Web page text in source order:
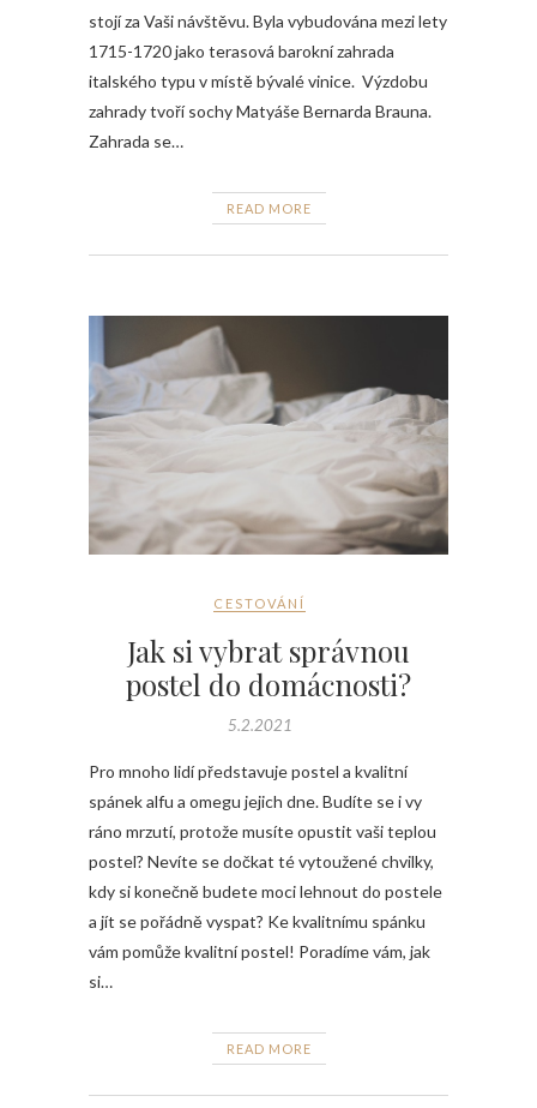
stojí za Vaši návštěvu. Byla vybudována mezi lety
1715-1720 jako terasová barokní zahrada
italského typu v místě bývalé vinice. Výzdobu
zahrady tvoří sochy Matyáše Bernarda Brauna.
Zahrada se…
READ MORE
CESTOVÁNÍ
Jak si vybrat správnou
postel do domácnosti?
5.2.2021
Pro mnoho lidí představuje postel a kvalitní
spánek alfu a omegu jejich dne. Budíte se i vy
ráno mrzutí, protože musíte opustit vaši teplou
postel? Nevíte se dočkat té vytoužené chvilky,
kdy si konečně budete moci lehnout do postele
a jít se pořádně vyspat? Ke kvalitnímu spánku
vám pomůže kvalitní postel! Poradíme vám, jak
si…
READ MORE